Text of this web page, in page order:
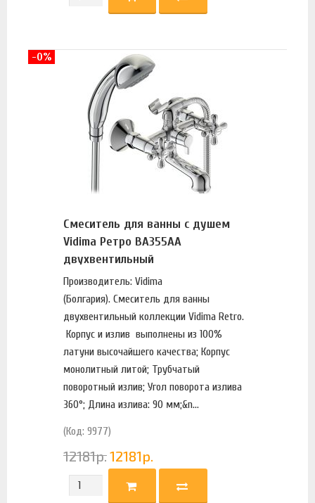
Смеситель для ванны с душем
Vidima Ретро BA355AA
двухвентильный
Производитель: Vidima
(Болгария). Смеситель для ванны
двухвентильный коллекции Vidima Retro.
Корпус и излив выполнены из 100%
латуни высочайшего качества; Корпус
монолитный литой; Трубчатый
поворотный излив; Угол поворота излива
360°; Длина излива: 90 мм;&n...
(Код: 9977)
12181р.12181р.
-0%